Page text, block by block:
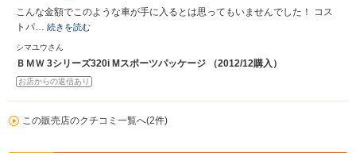
こんな金額でこのような車が手に入るとは思ってもいませんでした！ コス
トパ… 続きを読む
シマユウさん
ＢＭＷ 3シリーズ320i Mスポーツパッケージ （2012/12購入）
お店からの返信あり
この販売店のクチコミ一覧へ(2件)